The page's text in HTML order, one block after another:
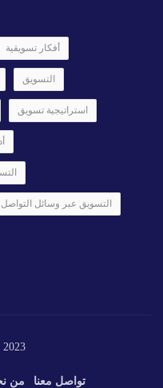
أفكار تسويقية
التسويق
استراتيجية تسويق
التسويق عبر وسائل التواصل
تواصل معنا من